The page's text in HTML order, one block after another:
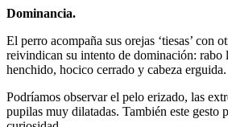
Dominancia.
El perro acompaña sus orejas ‘tiesas’ con
reivindican su intento de dominación: rabo
henchido, hocico cerrado y cabeza erguida.
Podríamos observar el pelo erizado, las
pupilas muy dilatadas. También este gesto